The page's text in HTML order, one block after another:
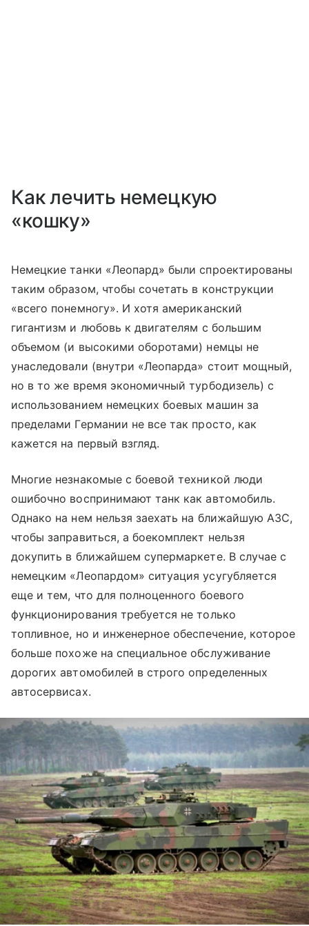
Как лечить немецкую
«кошку»
Немецкие танки «Леопард» были спроектированы
таким образом, чтобы сочетать в конструкции
«всего понемногу». И хотя американский
гигантизм и любовь к двигателям с большим
объемом (и высокими оборотами) немцы не
унаследовали (внутри «Леопарда» стоит мощный,
но в то же время экономичный турбодизель) с
использованием немецких боевых машин за
пределами Германии не все так просто, как
кажется на первый взгляд.
Многие незнакомые с боевой техникой люди
ошибочно воспринимают танк как автомобиль.
Однако на нем нельзя заехать на ближайшую АЗС,
чтобы заправиться, а боекомплект нельзя
докупить в ближайшем супермаркете. В случае с
немецким «Леопардом» ситуация усугубляется
еще и тем, что для полноценного боевого
функционирования требуется не только
топливное, но и инженерное обеспечение, которое
больше похоже на специальное обслуживание
дорогих автомобилей в строго определенных
автосервисах.